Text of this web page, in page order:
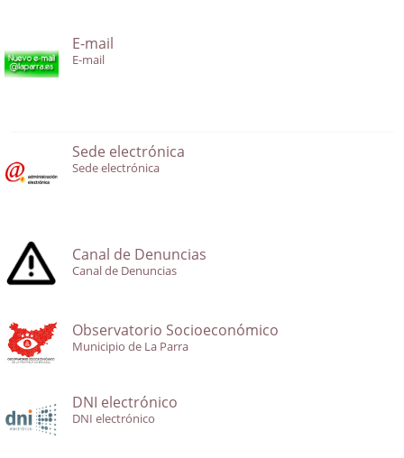
E-mail
E-mail
Sede electrónica
Sede electrónica
Canal de Denuncias
Canal de Denuncias
Observatorio Socioeconómico
Municipio de La Parra
DNI electrónico
DNI electrónico